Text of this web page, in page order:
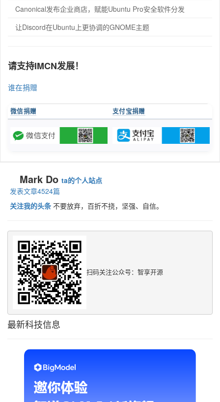
Canonical发布企业商店，赋能Ubuntu Pro安全软件分发
让Discord在Ubuntu上更协调的GNOME主题
请支持IMCN发展！
谁在捐赠
微信捐赠 支付宝捐赠
Mark Do ta的个人站点
发表文章4524篇
关注我的头条 不要放弃，百折不挠，坚强、自信。
扫码关注公众号：智享开源
最新科技信息